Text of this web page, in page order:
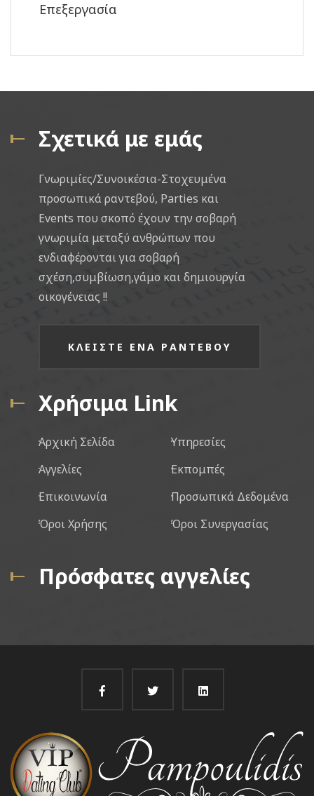
Επεξεργασία
Σχετικά με εμάς
Γνωριμίες/Συνοικέσια-Στοχευμένα
προσωπικά ραντεβού, Parties και
Events που σκοπό έχουν την σοβαρή
γνωριμία μεταξύ ανθρώπων που
ενδιαφέρονται για σοβαρή
σχέση,συμβίωση,γάμο και δημιουργία
οικογένειας !!
ΚΛΕΙΣΤΕ ΕΝΑ ΡΑΝΤΕΒΟΥ
Χρήσιμα Link
Αρχική Σελίδα
Υπηρεσίες
Αγγελίες
Εκπομπές
Επικοινωνία
Προσωπικά Δεδομένα
Όροι Χρήσης
Όροι Συνεργασίας
Πρόσφατες αγγελίες